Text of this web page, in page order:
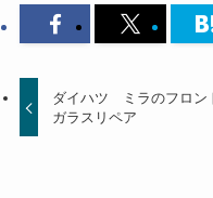
ダイハツ ミラのフロン
ガラスリペア